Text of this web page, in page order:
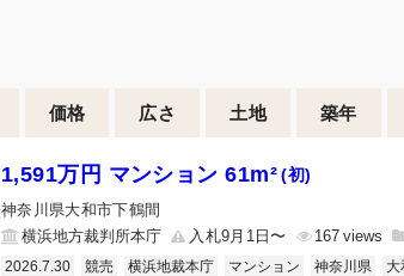
価格 広さ 土地 築年
1,591万円 マンション 61m² (初)
神奈川県大和市下鶴間
横浜地方裁判所本庁
入札9月1日〜 167
2026.7.30 競売 横浜地裁本庁 マンション 神奈川県 大